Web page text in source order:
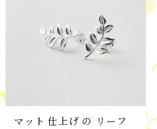
マット 仕上げ の リーフ